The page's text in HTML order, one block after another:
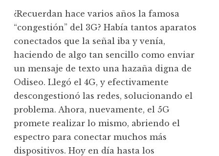
¿Recuerdan hace varios años la famosa
“congestión” del 3G? Había tantos aparatos
conectados que la señal iba y venía,
haciendo de algo tan sencillo como enviar
un mensaje de texto una hazaña digna de
Odiseo. Llegó el 4G, y efectivamente
descongestionó las redes, solucionando el
problema. Ahora, nuevamente, el 5G
promete realizar lo mismo, abriendo el
espectro para conectar muchos más
dispositivos. Hoy en día hasta los